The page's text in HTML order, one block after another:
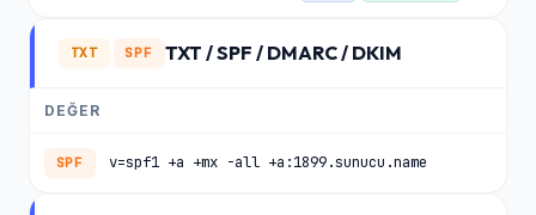
TXT SPF TXT / SPF / DMARC / DKIM
DEĞER
SPF v=spf1 +a +mx -all +a:1899.sunucu.name